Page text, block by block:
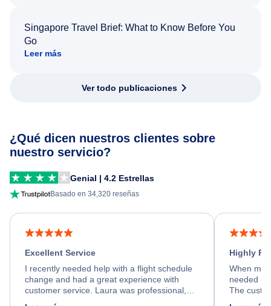
Singapore Travel Brief: What to Know Before You
Go
Leer más
Ver todo publicaciones
¿Qué dicen nuestros clientes sobre
nuestro servicio?
Genial | 4.2 Estrellas
Basado en 34,320 reseñas
Excellent Service
I recently needed help with a flight schedule
change and had a great experience with
customer service. Laura was professional,
friendly, and very helpful throughout the
Highly
When my
needed
The
calm,